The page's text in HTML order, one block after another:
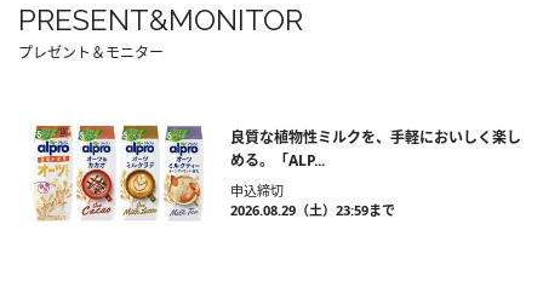
PRESENT&MONITOR
プレゼント＆モニター
良質な植物性ミルクを、手軽においしく楽し
める。「ALP...
申込締切
2026.08.29（土）23:59まで